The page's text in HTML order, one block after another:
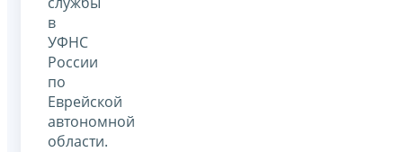
в
УФНС
России
по
Еврейской
автономной
области.